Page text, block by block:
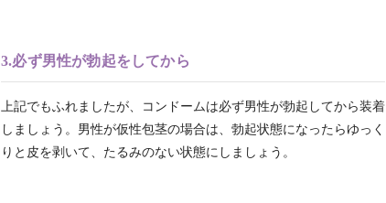
3.必ず男性が勃起をしてから
上記でもふれましたが、コンドームは必ず男性が勃起してから装着
しましょう。男性が仮性包茎の場合は、勃起状態になったらゆっく
りと皮を剥いて、たるみのない状態にしましょう。